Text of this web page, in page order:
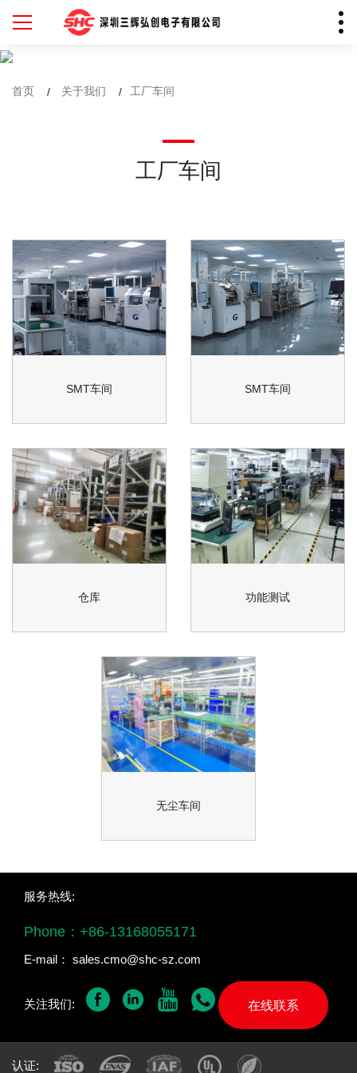
首页 关于我们 工厂车间
工厂车间
SMT车间 SMT车间
仓库 功能测试
无尘车间
服务热线:
Phone： +86-13168055171
E-mail： sales.cmo@shc-sz.com
关注我们: 在线联系
认证: